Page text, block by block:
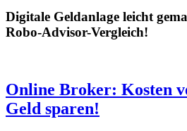
Digitale Geldanlage leicht
Robo-Advisor-Vergleich!
Online Broker: Kosten
Geld sparen!